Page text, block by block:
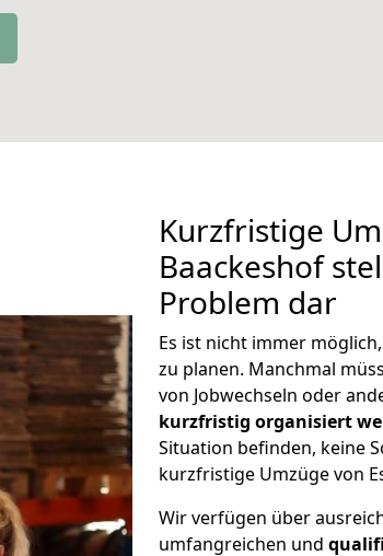
Kurzfristige
Baackeshof
Problem dar
Es ist nicht immer
zu planen. Manchmal
von Jobwechseln oder
kurzfristig organisiert
Situation befinden, keine
kurzfristige Umzüge von
Wir verfügen über
umfangreichen und